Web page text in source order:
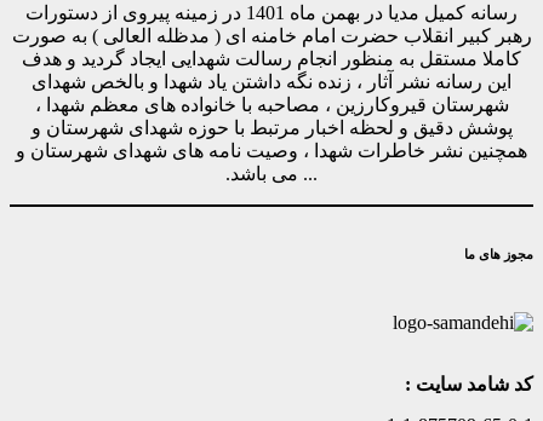
رسانه کمیل مدیا در بهمن ماه 1401 در زمینه پیروی از دستورات
رهبر کبیر انقلاب حضرت امام خامنه ای ( مدظله العالی ) به صورت
کاملا مستقل به منظور انجام رسالت شهدایی ایجاد گردید و هدف
این رسانه نشر آثار ، زنده نگه داشتن یاد شهدا و بالخص شهدای
شهرستان قیروکارزین ، مصاحبه با خانواده های معظم شهدا ،
پوشش دقیق و لحظه اخبار مرتبط با حوزه شهدای شهرستان و
همچنین نشر خاطرات شهدا ، وصیت نامه های شهدای شهرستان و
... می باشد.
مجوز های ما
کد شامد سایت :